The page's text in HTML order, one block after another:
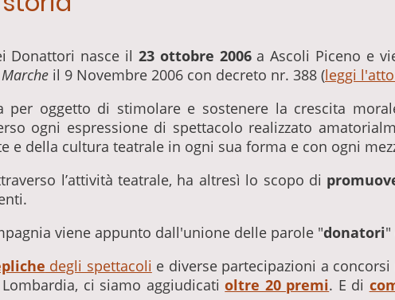
Donattori nasce il 23 ottobre 2006a Ascoli Piceno e
il 9 Novembre 2006 con decreto nr. 388 (leggi
per oggetto di stimolare e sostenere la crescita
ogni espressione di spettacolo realizzato
e della cultura teatrale in ogni sua forma e con ogni
l’attività teatrale, ha altresì lo scopo di
viene appunto dall'unione delle parole "donatori"
degli spettacoli e diverse partecipazioni a
ci siamo aggiudicatioltre 20 premi. E di